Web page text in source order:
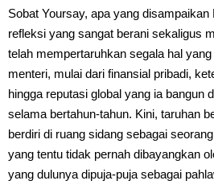
Sobat Yoursay, apa yang
refleksi yang sangat berani sekaligus
telah mempertaruhkan segala hal
menteri, mulai dari finansial pribadi,
hingga reputasi global yang ia bangun
selama bertahun-tahun. Kini, taruhan
berdiri di ruang sidang sebagai
yang tentu tidak pernah dibayangkan
yang dulunya dipuja-puja sebagai